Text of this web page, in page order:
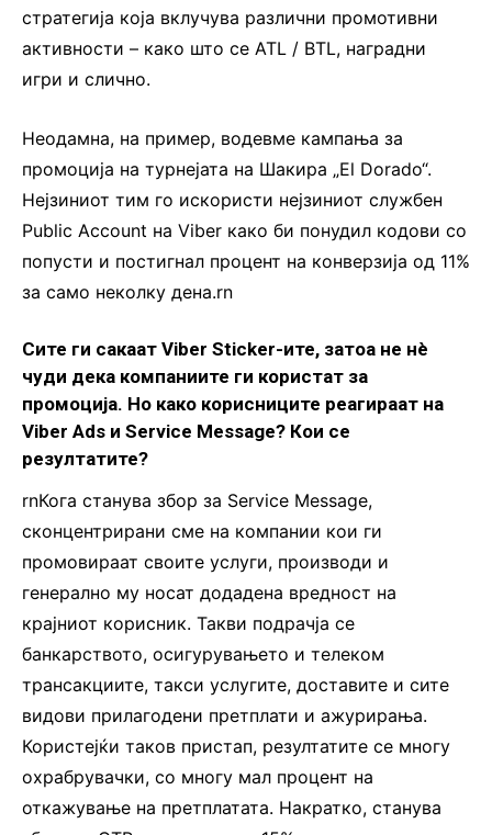
стратегија која вклучува различни промотивни
активности – како што се ATL / BTL, наградни
игри и слично.
Неодамна, на пример, водевме кампања за
промоција на турнејата на Шакира „El Dorado“.
Нејзиниот тим го искористи нејзиниот службен
Public Account на Viber како би понудил кодови со
попусти и постигнал процент на конверзија од 11%
за само неколку дена.rn
Сите ги сакаат Viber Sticker-ите, затоа не нè
чуди дека компаниите ги користат за
промоција. Но како корисниците реагираат на
Viber Ads и Service Message? Кои се
резултатите?
rnКога станува збор за Service Message,
сконцентрирани сме на компании кои ги
промовираат своите услуги, производи и
генерално му носат додадена вредност на
крајниот корисник. Такви подрачја се
банкарството, осигурувањето и телеком
трансакциите, такси услугите, доставите и сите
видови прилагодени претплати и ажурирања.
Користејќи таков пристап, резултатите се многу
охрабрувачки, со многу мал процент на
откажување на претплатата. Накратко, станува